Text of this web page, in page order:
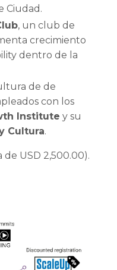
Ciudad.
, un club de
crecimiento
dentro de la
de de
con los
Institute y su
Cultura.
USD 2,500.00).